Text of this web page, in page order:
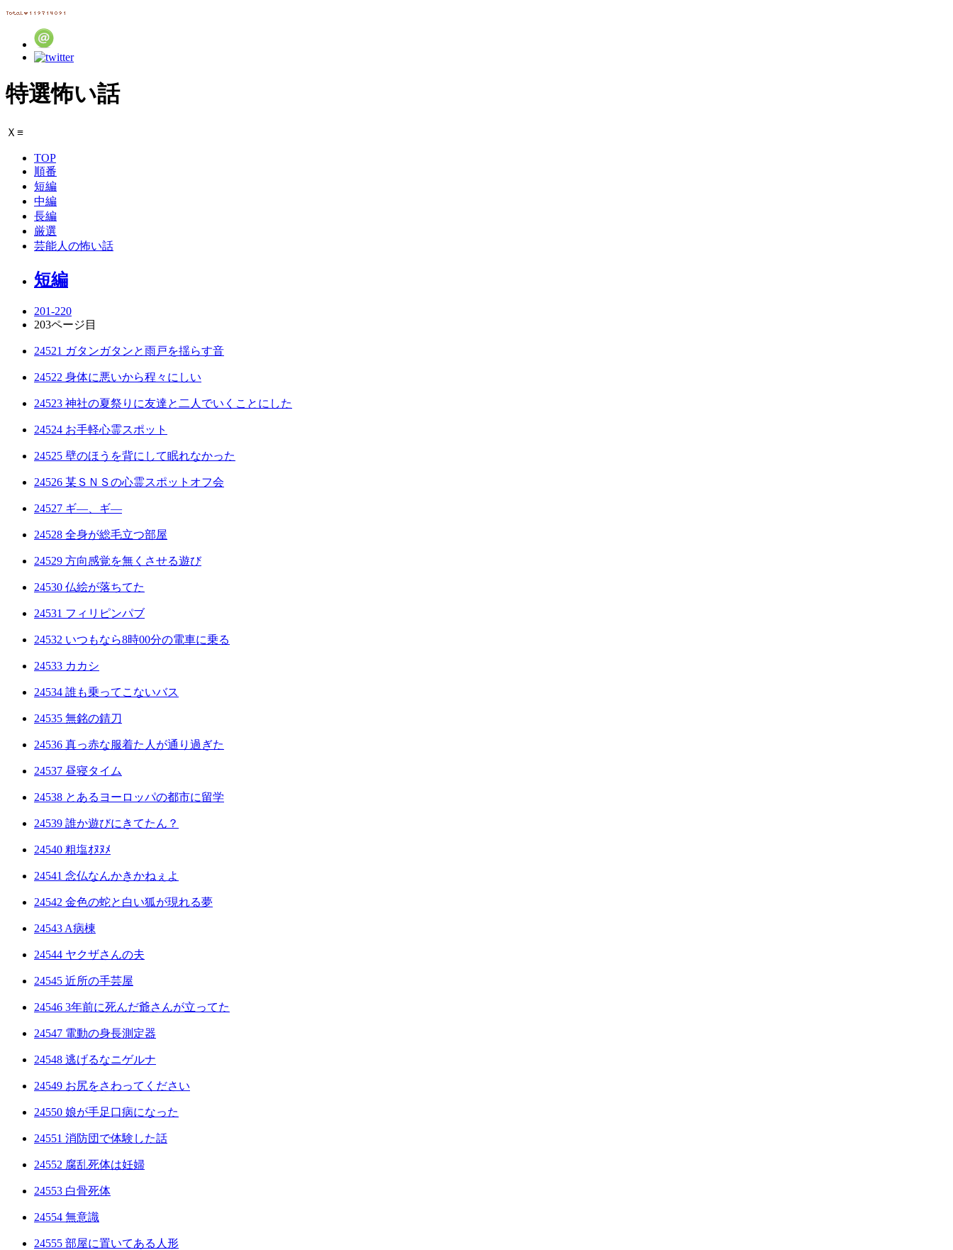
特選怖い話
Ｘ ≡
TOP
順番
短編
中編
長編
厳選
芸能人の怖い話
短編
201-220
203ページ目
24521 ガタンガタンと雨戸を揺らす音
24522 身体に悪いから程々にしい
24523 神社の夏祭りに友達と二人でいくことにした
24524 お手軽心霊スポット
24525 壁のほうを背にして眠れなかった
24526 某ＳＮＳの心霊スポットオフ会
24527 ギ―、ギ―
24528 全身が総毛立つ部屋
24529 方向感覚を無くさせる遊び
24530 仏絵が落ちてた
24531 フィリピンパブ
24532 いつもなら8時00分の電車に乗る
24533 カカシ
24534 誰も乗ってこないバス
24535 無銘の錆刀
24536 真っ赤な服着た人が通り過ぎた
24537 昼寝タイム
24538 とあるヨーロッパの都市に留学
24539 誰か遊びにきてたん？
24540 粗塩ｵﾇﾇﾒ
24541 念仏なんかきかねぇよ
24542 金色の蛇と白い狐が現れる夢
24543 A病棟
24544 ヤクザさんの夫
24545 近所の手芸屋
24546 3年前に死んだ爺さんが立ってた
24547 電動の身長測定器
24548 逃げるなニゲルナ
24549 お尻をさわってください
24550 娘が手足口病になった
24551 消防団で体験した話
24552 腐乱死体は妊婦
24553 白骨死体
24554 無意識
24555 部屋に置いてある人形